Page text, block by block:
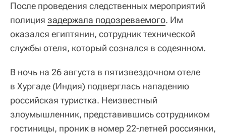
После проведения следственных мероприятий
полиция задержала подозреваемого. Им
оказался египтянин, сотрудник технической
службы отеля, который сознался в содеянном.
В ночь на 26 августа в пятизвездочном отеле
в Хургаде (Индия) подверглась нападению
российская туристка. Неизвестный
злоумышленник, представившись сотрудником
гостиницы, проник в номер 22‑летней россиянки,